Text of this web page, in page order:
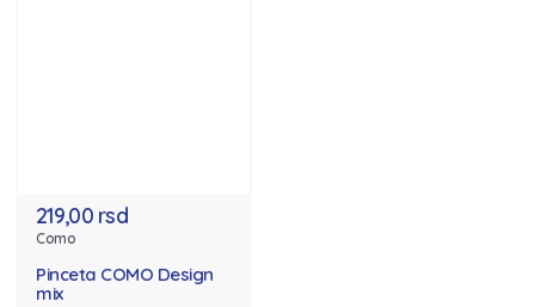
219,00 rsd
Como
Pinceta COMO Design
mix